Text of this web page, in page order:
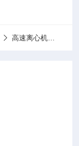
高速离心机